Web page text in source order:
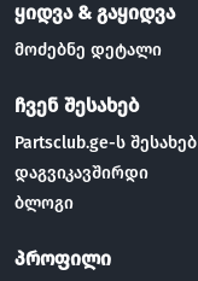
ყიდვა & გაყიდვა
მოძებნე დეტალი
ჩვენ შესახებ
Partsclub.ge-ს შესახებ
დაგვიკავშირდი
ბლოგი
პროფილი